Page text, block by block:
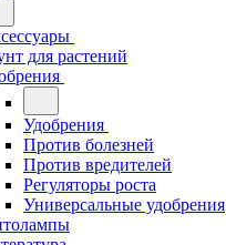
для растений
Удобрения
Против болезней
Против вредителей
Регуляторы роста
Универсальные удобрения